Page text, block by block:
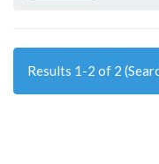
Results 1-2 of 2